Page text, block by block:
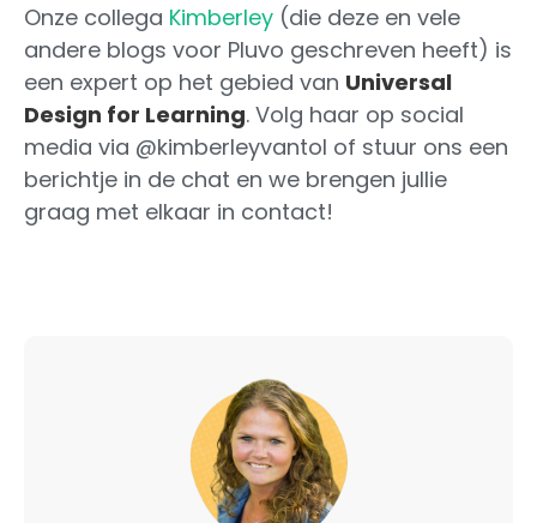
Onze collega Kimberley (die deze en vele
andere blogs voor Pluvo geschreven heeft) is
een expert op het gebied van Universal
Design for Learning. Volg haar op social
media via @kimberleyvantol of stuur ons een
berichtje in de chat en we brengen jullie
graag met elkaar in contact!